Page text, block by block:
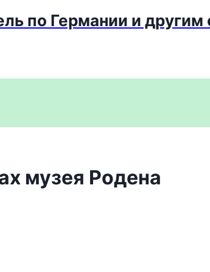
по Германии и другим
музея Родена